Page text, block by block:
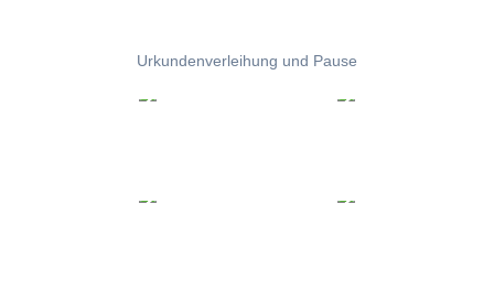
Urkundenverleihung und Pause